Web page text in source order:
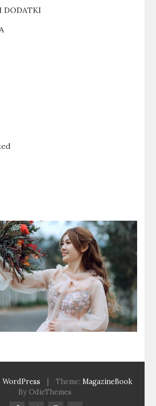
DODATKI
WordPress Theme: MagazineBook
By OdieThemes